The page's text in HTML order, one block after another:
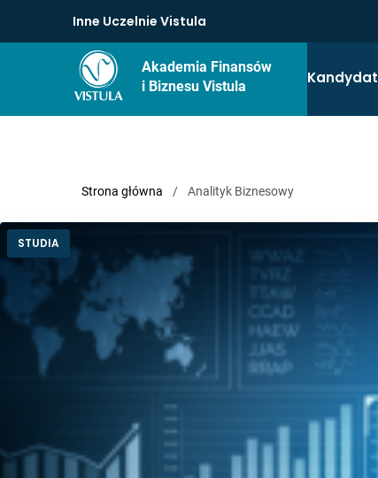
Inne Uczelnie Vistula
Akademia Finansów
i Biznesu Vistula
Kandydat
Strona główna / Analityk Biznesowy
STUDIA